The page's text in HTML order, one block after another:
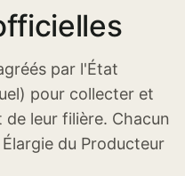
par l'État
pour collecter et
leur filière. Chacun
du Producteur